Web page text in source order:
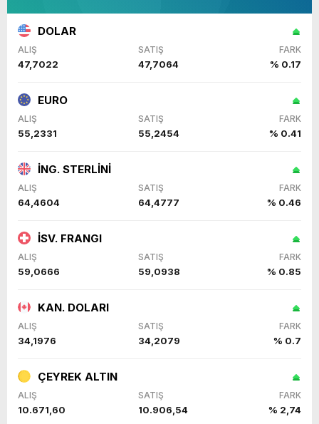
DOLAR
ALIŞ SATIŞ FARK
47,7022 47,7064 % 0.17
EURO
ALIŞ SATIŞ FARK
55,2331 55,2454 % 0.41
İNG. STERLİNİ
ALIŞ SATIŞ FARK
64,4604 64,4777 % 0.46
İSV. FRANGI
ALIŞ SATIŞ FARK
59,0666 59,0938 % 0.85
KAN. DOLARI
ALIŞ SATIŞ FARK
34,1976 34,2079 % 0.7
ÇEYREK ALTIN
ALIŞ SATIŞ FARK
10.671,60 10.906,54 % 2,74